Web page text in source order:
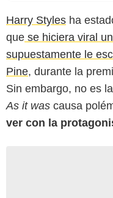
Harry Styles ha
que se hiciera viral
supuestamente le
Pine, durante la
Sin embargo, no es
As it was causa
ver con la